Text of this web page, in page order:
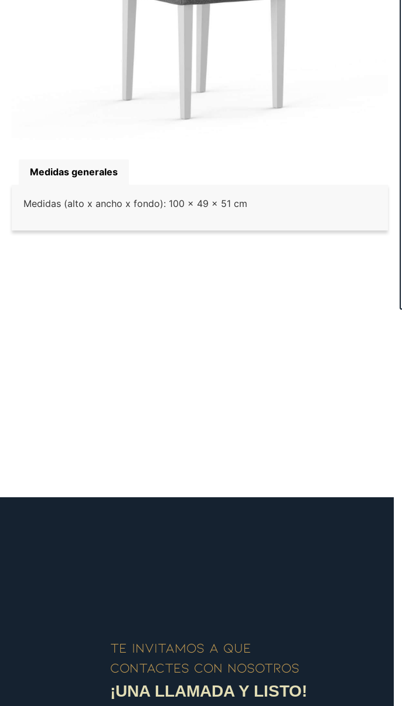
Medidas generales
Medidas (alto x ancho x fondo): 100 x 49 x 51 cm
Te invitamos a que
contactes con nosotros
¡UNA LLAMADA Y LISTO!